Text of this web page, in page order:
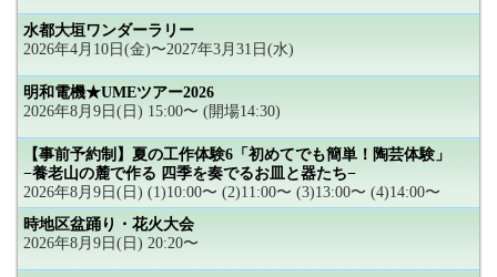
水都大垣ワンダーラリー
2026年4月10日(金)〜2027年3月31日(水)
明和電機★UMEツアー2026
2026年8月9日(日) 15:00〜 (開場14:30)
【事前予約制】夏の工作体験6「初めてでも簡単！陶芸体験」
−養老山の麓で作る 四季を奏でるお皿と器たち−
2026年8月9日(日) (1)10:00〜 (2)11:00〜 (3)13:00〜 (4)14:00〜
時地区盆踊り・花火大会
2026年8月9日(日) 20:20〜